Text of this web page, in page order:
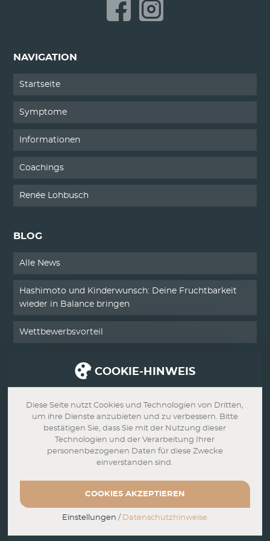
Erkrankung Magen-Darm-
NAVIGATION
Startseite
Symptome
Informationen
Coachings
Renée Lohbusch
BLOG
Alle News
Hashimoto und Kinderwunsch: Deine Fruchtbarkeit
wieder in Balance bringen
Wettbewerbsvorteil
Impressum
Datenschutz
AGB
COOKIE-HINWEIS
Diese Seite nutzt Cookies und Technologien von Dritten,
um ihre Dienste anzubieten und zu verbessern. Bitte
bestätigen Sie, dass Sie mit der Nutzung dieser
Technologien und der Verarbeitung Ihrer
personenbezogenen Daten für diese Zwecke
einverstanden sind.
COOKIES AKZEPTIEREN
Einstellungen / Datenschutzhinweise